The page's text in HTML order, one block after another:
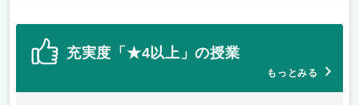
充実度「★4以上」の授業
もっとみる